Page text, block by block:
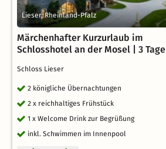
Lieser, Rheinland-Pfalz
Märchenhafter Kurzurlaub im
Schlosshotel an der Mosel | 3 Tage
Schloss Lieser
2 königliche Übernachtungen
2 x reichhaltiges Frühstück
1 x Welcome Drink zur Begrüßung
inkl. Schwimmen im Innenpool